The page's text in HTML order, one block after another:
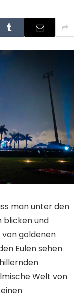
man unter den
blicken und
goldenen
Eulen sehen
Welt von